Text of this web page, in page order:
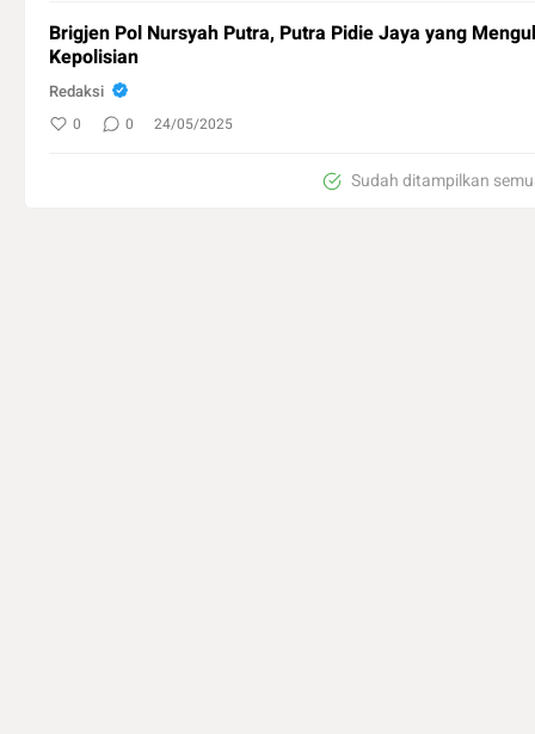
Brigjen Pol Nursyah Putra, Putra Pidie Jaya yang
Kepolisian
Redaksi
0 0 24/05/2025
Sudah ditampilkan